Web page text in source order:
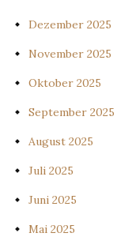
Dezember 2025
November 2025
Oktober 2025
September 2025
August 2025
Juli 2025
Juni 2025
Mai 2025